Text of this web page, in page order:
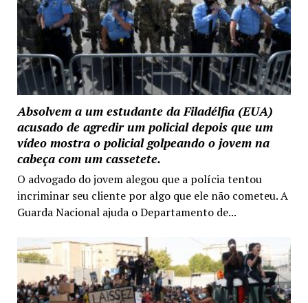
Absolvem a um estudante da Filadélfia (EUA)
acusado de agredir um policial depois que um
vídeo mostra o policial golpeando o jovem na
cabeça com um cassetete.
O advogado do jovem alegou que a polícia tentou
incriminar seu cliente por algo que ele não cometeu. A
Guarda Nacional ajuda o Departamento de...